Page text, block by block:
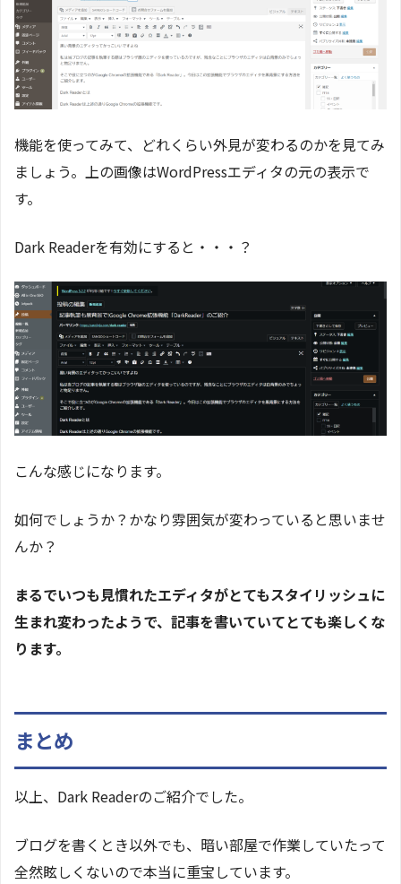
機能を使ってみて、どれくらい外見が変わるのかを見てみ
ましょう。上の画像はWordPressエディタの元の表示で
す。
Dark Readerを有効にすると・・・？
こんな感じになります。
如何でしょうか？かなり雰囲気が変わっていると思いませ
んか？
まるでいつも見慣れたエディタがとてもスタイリッシュに
生まれ変わったようで、記事を書いていてとても楽しくな
ります。
まとめ
以上、Dark Readerのご紹介でした。
ブログを書くとき以外でも、暗い部屋で作業していたって
全然眩しくないので本当に重宝しています。